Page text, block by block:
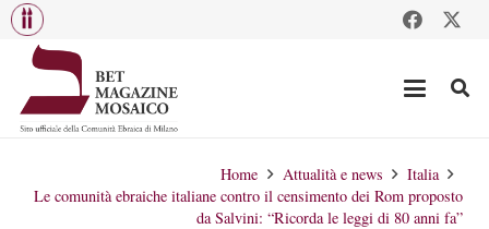
Home Attualità e news
Italia
Le comunità ebraiche italiane contro il censimento dei Rom proposto
da Salvini: “Ricorda le leggi di 80 anni fa”